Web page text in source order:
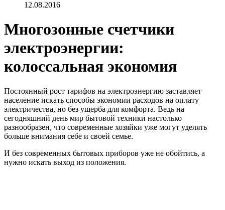
12.08.2016
Многозонные счетчики
электроэнергии:
колоссальная экономия
Постоянный рост тарифов на электроэнергию заставляет
население искать способы экономии расходов на оплату
электричества, но без ущерба для комфорта. Ведь на
сегодняшний день мир бытовой техники настолько
разнообразен, что современные хозяйки уже могут уделять
больше внимания себе и своей семье.
И без современных бытовых приборов уже не обойтись, а
нужно искать выход из положения.